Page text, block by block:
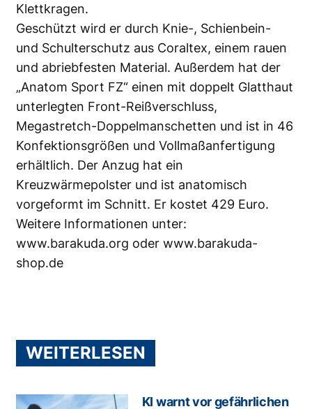
Klettkragen.
Geschützt wird er durch Knie-, Schienbein-
und Schulterschutz aus Coraltex, einem rauen
und abriebfesten Material. Außerdem hat der
„Anatom Sport FZ“ einen mit doppelt Glatthaut
unterlegten Front-Reißverschluss,
Megastretch-Doppelmanschetten und ist in 46
Konfektionsgrößen und Vollmaßanfertigung
erhältlich. Der Anzug hat ein
Kreuzwärmepolster und ist anatomisch
vorgeformt im Schnitt. Er kostet 429 Euro.
Weitere Informationen unter:
www.barakuda.org oder www.barakuda-
shop.de
WEITERLESEN
KI warnt vor gefährlichen